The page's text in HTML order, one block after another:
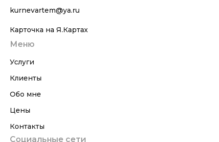
kurnevartem@ya.ru
Карточка на Я.Картах
Меню
Услуги
Клиенты
Обо мне
Цены
Контакты
Социальные сети